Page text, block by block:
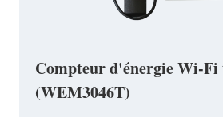
Compteur d'énergie Wi-Fi
(WEM3046T)